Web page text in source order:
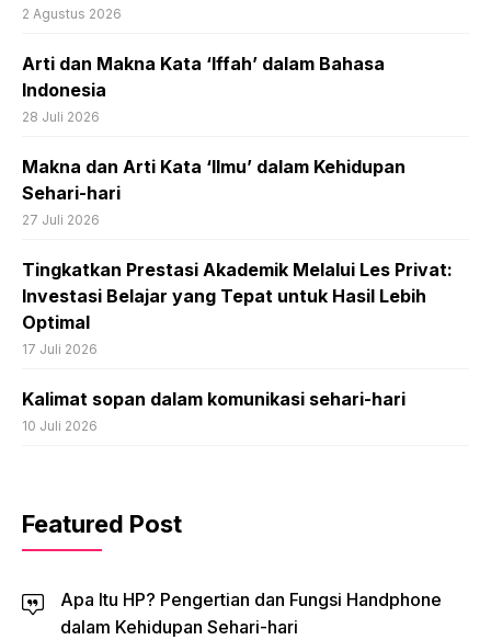
2 Agustus 2026
Arti dan Makna Kata ‘Iffah’ dalam Bahasa
Indonesia
28 Juli 2026
Makna dan Arti Kata ‘Ilmu’ dalam Kehidupan
Sehari-hari
27 Juli 2026
Tingkatkan Prestasi Akademik Melalui Les Privat:
Investasi Belajar yang Tepat untuk Hasil Lebih
Optimal
17 Juli 2026
Kalimat sopan dalam komunikasi sehari-hari
10 Juli 2026
Featured Post
Apa Itu HP? Pengertian dan Fungsi Handphone
dalam Kehidupan Sehari-hari